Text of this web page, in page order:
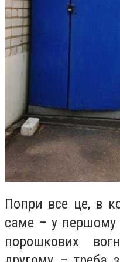
Попри все це, в
саме – у першому
порошкових